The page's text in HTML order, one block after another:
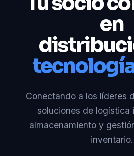
en
Conectando a los líderes
soluciones de logística
almacenamiento y
inventario.